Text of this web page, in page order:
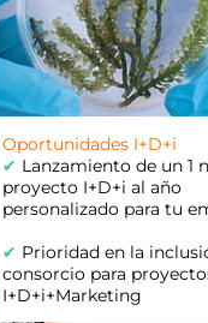
Oportunidades I+D+i
✔ Lanzamiento de un 1
proyecto I+D+i al año
personalizado para tu
✔ Prioridad en la
consorcio para
I+D+i+Marketing